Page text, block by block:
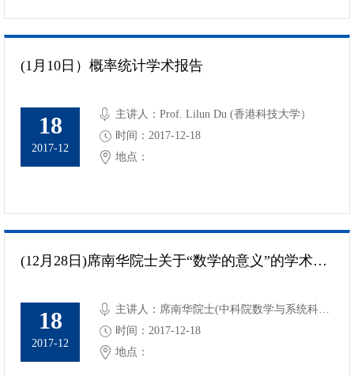
(1月10日）概率统计学术报告
18
2017-12
主讲人：Prof. Lilun Du (香港科技大学）
时间：2017-12-18
地点：
(12月28日)席南华院士关于“数学的意义”的学术讲座
18
2017-12
主讲人：席南华院士(中科院数学与系统科学
研究院)
时间：2017-12-18
地点：